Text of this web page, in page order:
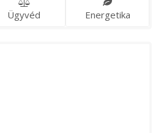
Ügyvéd Energetika